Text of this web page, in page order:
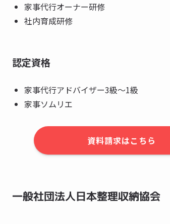
家事代行オーナー研修
社内育成研修
認定資格
家事代行アドバイザー3級～1級
家事ソムリエ
資料請求はこちら
一般社団法人日本整理収納協会